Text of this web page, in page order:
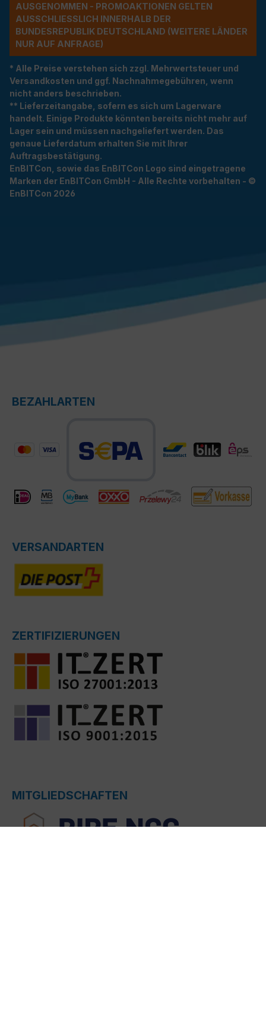
USGENOMMEN - PROMOAKTIONEN GELTEN A
USSCHLIESSLICH INNERHALB DER BU
NDESREPUBLIK DEUTSCHLAND (WEITERE LÄNDER NU
R AUF ANFRAGE)
* Alle Preise verstehen sich zzgl. Mehrwertsteuer und
Versandkosten und ggf. Nachnahmegebühren, wenn
nicht anders beschrieben.
** Lieferzeitangabe, sofern es sich um Lagerware
handelt. Einige Produkte könnten bereits nicht mehr auf
Lager sein und müssen nachgeliefert werden. Das
genaue Lieferdatum erhalten Sie mit Ihrer
Auftragsbestätigung.
EnBITCon, sowie das EnBITCon Logo sind eingetragene
Marken der EnBITCon GmbH - Alle Rechte vorbehalten - ©
EnBITCon 2026
BEZAHLARTEN
VERSANDARTEN
ZERTIFIZIERUNGEN
MITGLIEDSCHAFTEN